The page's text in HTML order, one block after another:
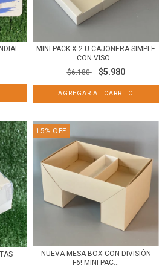
MINI PACK X 2 U CAJONERA SIMPLE
CON VISO...
$6.180
$5.980
15% OFF
NUEVA MESA BOX CON DIVISIÓN
F6! MINI PAC...